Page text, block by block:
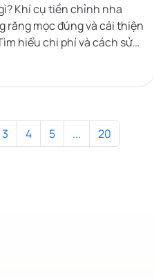
Khí cụ tiền chỉnh nha
răng mọc đúng và cải thiện
hiểu chi phí và cách sử
Orion.
3 4 5 ...
20